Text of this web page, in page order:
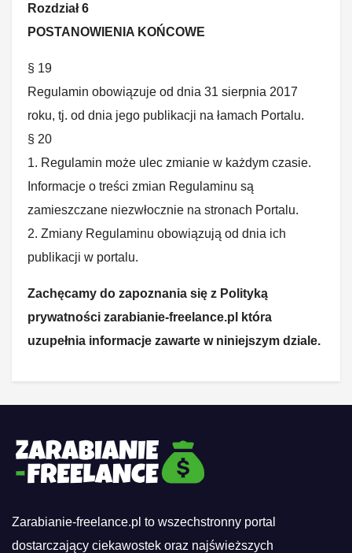
Rozdział 6
POSTANOWIENIA KOŃCOWE
§ 19
Regulamin obowiązuje od dnia 31 sierpnia 2017
roku, tj. od dnia jego publikacji na łamach Portalu.
§ 20
1. Regulamin może ulec zmianie w każdym czasie.
Informacje o treści zmian Regulaminu są
zamieszczane niezwłocznie na stronach Portalu.
2. Zmiany Regulaminu obowiązują od dnia ich
publikacji w portalu.
Zachęcamy do zapoznania się z Polityką
prywatności zarabianie-freelance.pl która
uzupełnia informacje zawarte w niniejszym dziale.
Zarabianie-freelance.pl to wszechstronny portal
dostarczający ciekawostek oraz najświeższych